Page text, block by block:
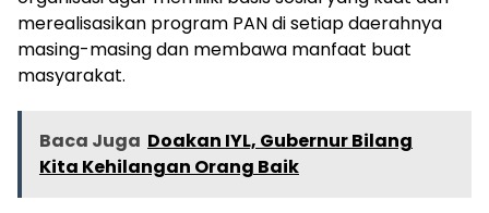
merealisasikan program PAN di setiap daerahnya
masing-masing dan membawa manfaat buat
masyarakat.
Baca Juga Doakan IYL, Gubernur Bilang
Kita Kehilangan Orang Baik